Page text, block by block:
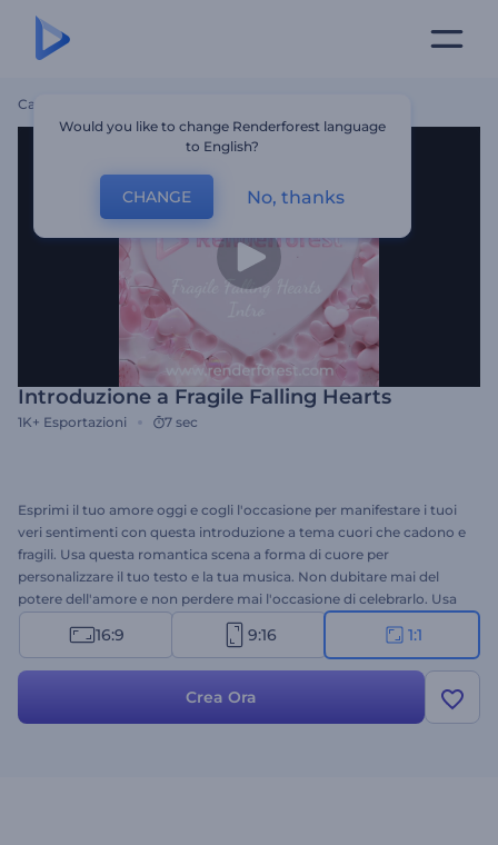
Casa
Introduzione a Fragile Falling Hearts
1K+ Esportazioni 7 sec
Esprimi il tuo amore oggi e cogli l'occasione per manifestare i tuoi
veri sentimenti con questa introduzione a tema cuori che cadono e
fragili. Usa questa romantica scena a forma di cuore per
personalizzare il tuo testo e la tua musica. Non dubitare mai del
potere dell'amore e non perdere mai l'occasione di celebrarlo. Usa
questo modello come promemoria per le persone che ami,
considerandole una benedizione nella tua vita. Provalo subito!
16:9 9:16 1:1
Crea Ora
Would you like to change Renderforest language
to English?
CHANGE No, thanks